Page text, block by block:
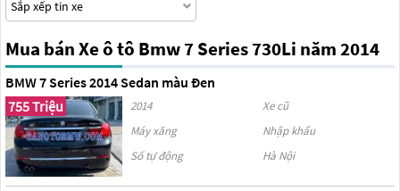
Mua bán Xe ô tô Bmw 7 Series 730Li năm 2014
BMW 7 Series 2014 Sedan màu Đen
755 Triệu
2014
Xe cũ
Máy xăng
Nhập khẩu
Số tự động
Hà Nội